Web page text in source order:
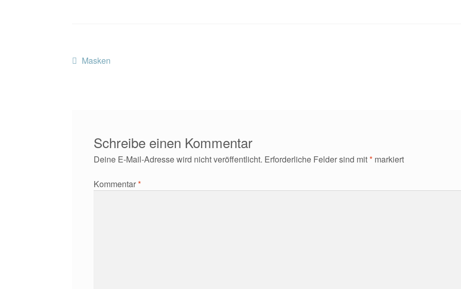
Beitragsnavigation
Vorheriger
Masken
Schreibe einen Kommentar
Deine E-Mail-Adresse wird nicht veröffentlicht. Erforderliche Felder sind mit*markiert
Kommentar*